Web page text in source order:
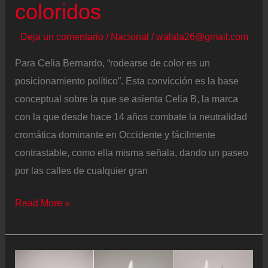
en
2026
coloridos
Deja un comentario / Nacional /walala26@gmail.com
Para Celia Bernardo, “rodearse de color es un
posicionamiento político”. Esta convicción es la base
conceptual sobre la que se asienta Celia B, la marca
con la que desde hace 14 años combate la neutralidad
cromática dominante en Occidente y fácilmente
contrastable, como ella misma señala, dando un paseo
por las calles de cualquier gran
Celia
la
Read More »